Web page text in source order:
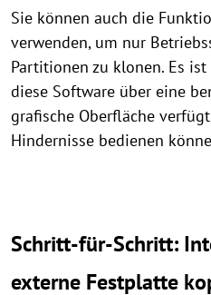
Sie können auch die
verwenden, um nur
Partitionen zu klonen. Es
diese Software über eine
grafische Oberfläche
Hindernisse bedienen
Schritt-für-Schritt:
externe Festplatte